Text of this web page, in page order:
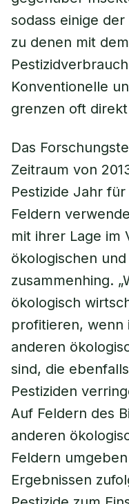
sodass einige
zu denen mit
Konventionelle
grenzen oft
Das
Zeitraum von
Pestizide Jahr
Feldern
mit ihrer Lage im
ökologischen
zusammenhing.
ökologisch
profitieren, wenn
anderen
sind, die
Pestiziden
Auf Feldern des
anderen
Feldern
Ergebnissen